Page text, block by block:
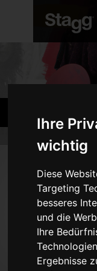
Ihre
wichtig
Diese
Targeting
besseres
und die
Ihre
Ergebnisse
Schlagzeug
Becken
Percussion
Marching-
Sticks, Besen